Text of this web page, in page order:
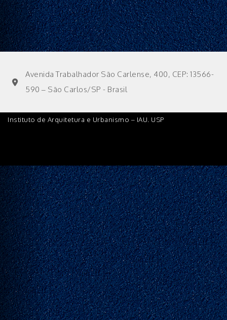
Avenida Trabalhador São Carlense, 400, CEP: 13566-
590 – São Carlos/SP - Brasil
Instituto de Arquitetura e Urbanismo – IAU. USP